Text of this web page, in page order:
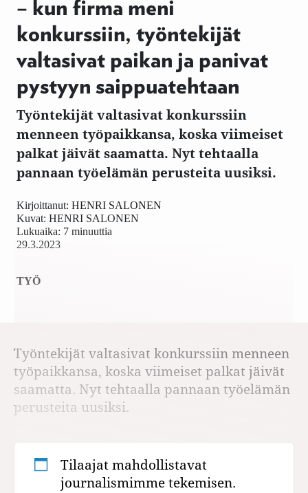
– kun firma meni
konkurssiin, työntekijät
valtasivat paikan ja panivat
pystyyn saippuatehtaan
Työntekijät valtasivat konkurssiin
menneen työpaikkansa, koska viimeiset
palkat jäivät saamatta. Nyt tehtaalla
pannaan työelämän perusteita uusiksi.
29.3.2023
Kirjoittanut: HENRI SALONEN
Kuvat: HENRI SALONEN
Lukuaika: 7 minuuttia
TYÖ
Työntekijät valtasivat konkurssiin menneen
työpaikkansa, koska viimeiset palkat jäivät
saamatta. Nyt tehtaalla pannaan työelämän
perusteita uusiksi.
Tilaajat mahdollistavat
journalismimme tekemisen.